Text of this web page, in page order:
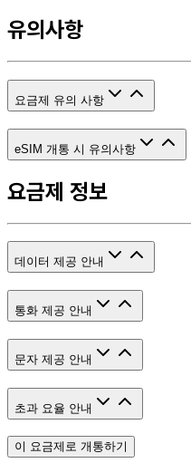
유의사항
요금제 유의 사항
eSIM 개통 시 유의사항
요금제 정보
데이터 제공 안내
통화 제공 안내
문자 제공 안내
초과 요율 안내
이 요금제로 개통하기